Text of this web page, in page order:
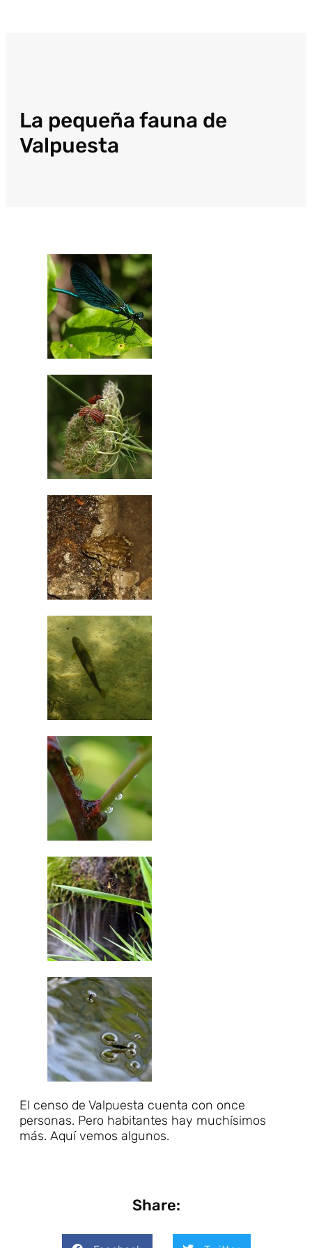
La pequeña fauna de
Valpuesta
El censo de Valpuesta cuenta con once
personas. Pero habitantes hay muchísimos
más. Aquí vemos algunos.
Share: